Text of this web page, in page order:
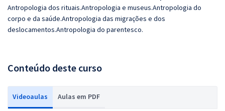
Antropologia dos rituais.Antropologia e museus.Antropologia do
corpo e da saúde.Antropologia das migrações e dos
deslocamentos.Antropologia do parentesco.
Conteúdo deste curso
Videoaulas Aulas em PDF